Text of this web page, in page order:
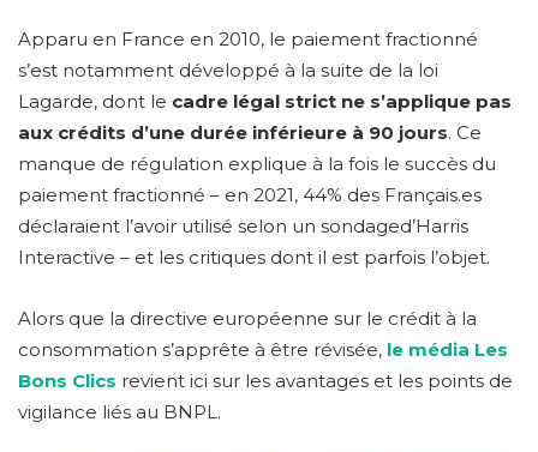
Apparu en France en 2010, le paiement fractionné
s’est notamment développé à la suite de la loi
Lagarde, dont le cadre légal strict ne s’applique pas
aux crédits d’une durée inférieure à 90 jours. Ce
manque de régulation explique à la fois le succès du
paiement fractionné – en 2021, 44% des Français.es
déclaraient l’avoir utilisé selon un sondaged’Harris
Interactive – et les critiques dont il est parfois l’objet.
Alors que la directive européenne sur le crédit à la
consommation s’apprête à être révisée, le média Les
Bons Clics revient ici sur les avantages et les points de
vigilance liés au BNPL.